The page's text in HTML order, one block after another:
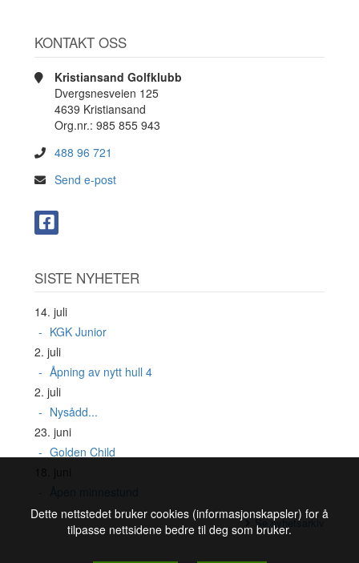
KONTAKT OSS
Kristiansand Golfklubb
Dvergsnesveien 125
4639 Kristiansand
Org.nr.: 985 855 943
488 96 721
Send e-post
SISTE NYHETER
14. juli
KGK Junior
2. juli
Åpning av nytt hull 4
2. juli
Nysådd...
23. juni
Golden Child
Se nyhetsarkiv
Dette nettstedet bruker cookies (informasjonskapsler) for å
tilpasse nettsidene bedre til deg som bruker.